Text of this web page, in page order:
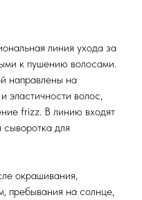
линия ухода за
к пушению волосами.
направлены на
эластичности волос,
frizz. В линию входят
для
окрашивания,
пребывания на солнце,